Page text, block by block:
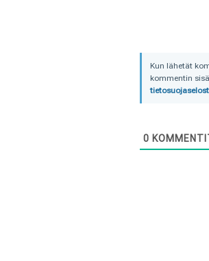
Kun lähetät
kommentin
0